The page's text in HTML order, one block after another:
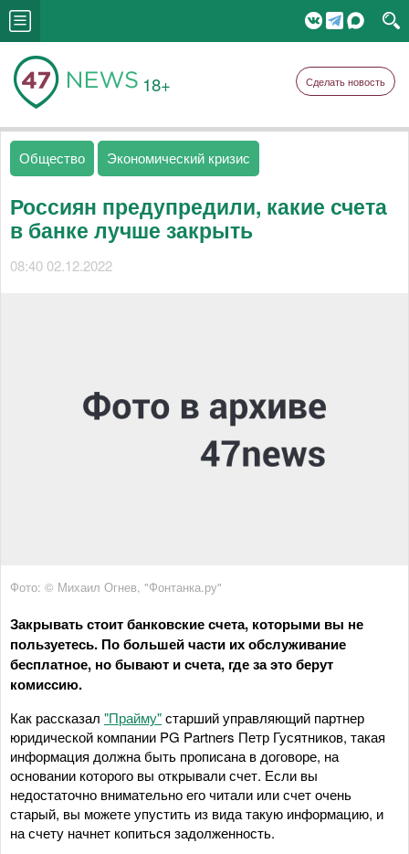
18+ Сделать новость
Общество Экономический кризис
Россиян предупредили, какие счета
в банке лучше закрыть
08:40 02.12.2022
Фото: © Михаил Огнев, "Фонтанка.ру"
Закрывать стоит банковские счета, которыми вы не
пользуетесь. По большей части их обслуживание
бесплатное, но бывают и счета, где за это берут
комиссию.
Как рассказал "Прайму"старший управляющий партнер
юридической компании PG Partners Петр Гусятников, такая
информация должна быть прописана в договоре, на
основании которого вы открывали счет. Если вы
недостаточно внимательно его читали или счет очень
старый, вы можете упустить из вида такую информацию, и
на счету начнет копиться задолженность.